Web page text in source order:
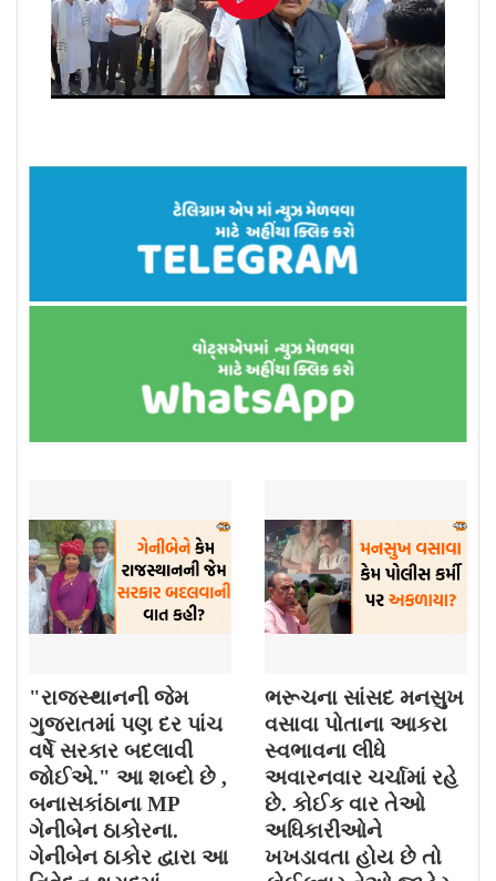
"રાજસ્થાનની જેમ
ગુજરાતમાં પણ દર પાંચ
વર્ષે સરકાર બદલાવી
જોઈએ." આ શબ્દો છે ,
બનાસકાંઠાના MP
ગેનીબેન ઠાકોરના.
ગેનીબેન ઠાકોર દ્વારા આ
ભરૂચના સાંસદ મનસુખ
વસાવા પોતાના આકરા
સ્વભાવના લીધે
અવારનવાર ચર્ચામાં રહે
છે. કોઈક વાર તેઓ
અધિકારીઓને
ખખડાવતા હોય છે તો